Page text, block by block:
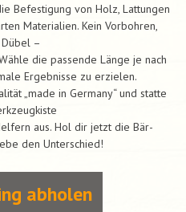
Befestigung von Holz, Lattungen
Materialien. Kein Vorbohren,
–
die passende Länge je nach
Ergebnisse zu erzielen.
„made in Germany“ und statte
aus. Hol dir jetzt die Bär-
den Unterschied!
abholen